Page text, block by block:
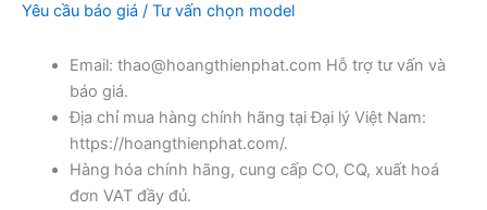
Yêu cầu báo giá / Tư vấn chọn model
Email: thao@hoangthienphat.com Hỗ trợ tư vấn và
báo giá.
Địa chỉ mua hàng chính hãng tại Đại lý Việt Nam:
https://hoangthienphat.com/.
Hàng hóa chính hãng, cung cấp CO, CQ, xuất hoá
đơn VAT đầy đủ.